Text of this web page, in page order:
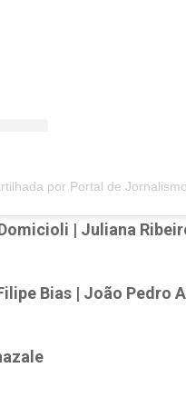
por Portal de
| Juliana
Bias | João Pedro